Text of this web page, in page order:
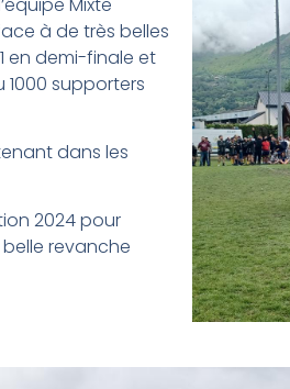
à de très belles
en demi-finale et
supporters
dans les
2024 pour
revanche